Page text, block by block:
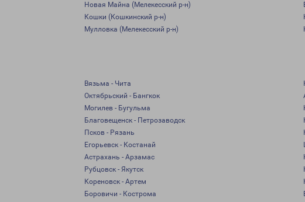
Новая Майна (Мелекесский р-н)
Кошки (Кошкинский р-н)
Мулловка (Мелекесский р-н)
Вязьма - Чита
Октябрьский - Бангкок
Могилев - Бугульма
Благовещенск - Петрозаводск
Псков - Рязань
Егорьевск - Костанай
Астрахань - Арзамас
Рубцовск - Якутск
Кореновск - Артем
Боровичи - Кострома